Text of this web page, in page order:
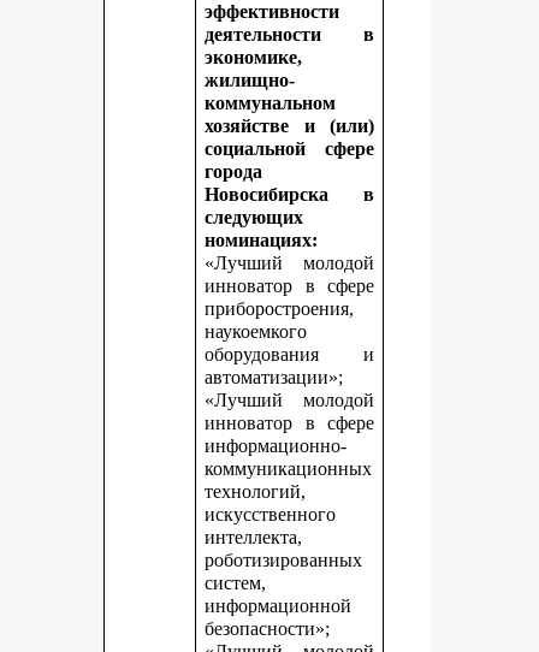
эффективности
деятельности в
экономике,
жилищно-
коммунальном
хозяйстве и (или)
социальной сфере
города
Новосибирска в
следующих
номинациях:
«Лучший молодой
инноватор в сфере
приборостроения,
наукоемкого
оборудования и
автоматизации»;
«Лучший молодой
инноватор в сфере
информационно-
коммуникационных
технологий,
искусственного
интеллекта,
роботизированных
систем,
информационной
безопасности»;